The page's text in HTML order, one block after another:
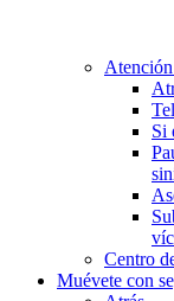
Si
Centro
Muévete con